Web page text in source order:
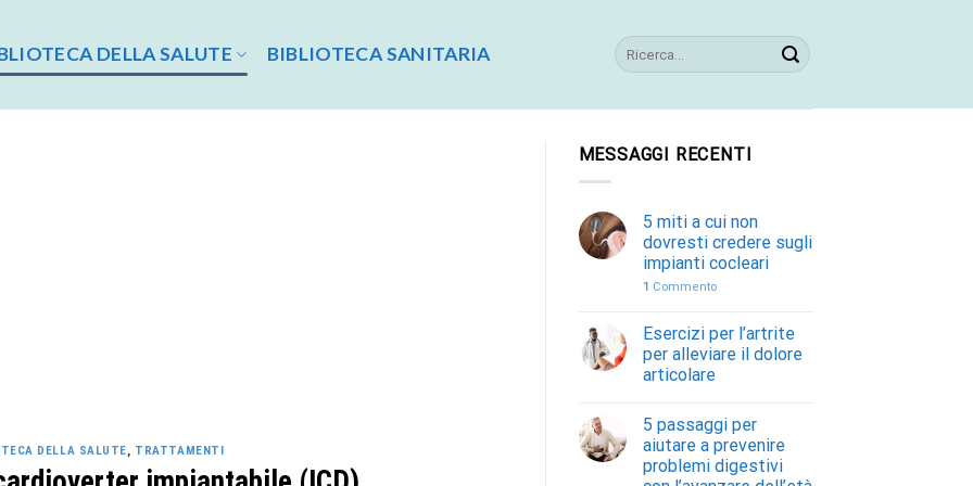
DELLA SALUTE BIBLIOTECA SANITARIA
DELLA SALUTE, TRATTAMENTI
MESSAGGI RECENTI
5 miti a cui non
dovresti credere sugli
impianti cocleari
1 Commento
Esercizi per l’artrite
per alleviare il dolore
articolare
5 passaggi per
aiutare a prevenire
problemi digestivi